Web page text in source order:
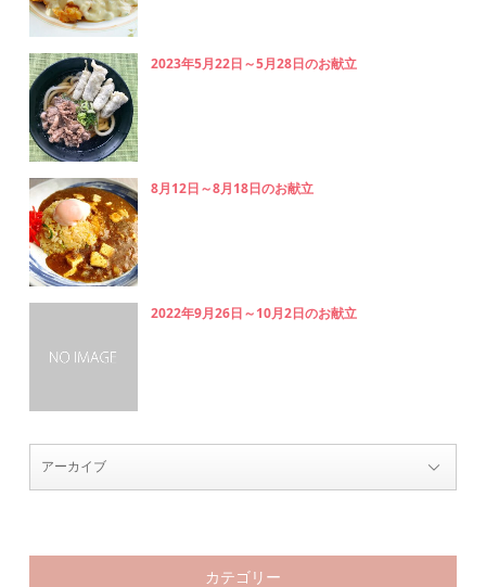
2023年5月22日～5月28日のお献立
8月12日～8月18日のお献立
2022年9月26日～10月2日のお献立
カテゴリー